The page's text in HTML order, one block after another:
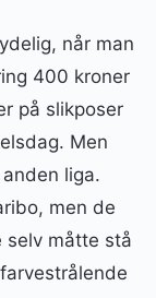
når man
400 kroner
på slikposer
Men
liga.
men de
selv måtte stå